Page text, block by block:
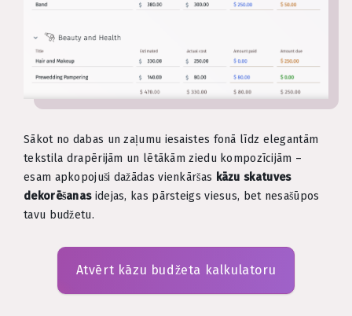
Sākot no dabas un zaļumu iesaistes fonā līdz elegantām
tekstila drapērijām un lētākām ziedu kompozīcijām –
esam apkopojuši dažādas vienkāršas kāzu skatuves
dekorēšanasidejas, kas pārsteigs viesus, bet nesašūpos
tavu budžetu.
Atvērt kāzu budžeta kalkulatoru